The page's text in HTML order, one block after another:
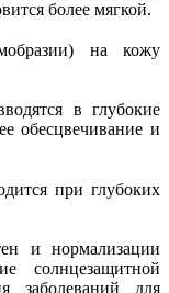
более мягкой.
на кожу
в глубокие
обесцвечивание и
при глубоких
и нормализации
солнцезащитной
заболеваний для